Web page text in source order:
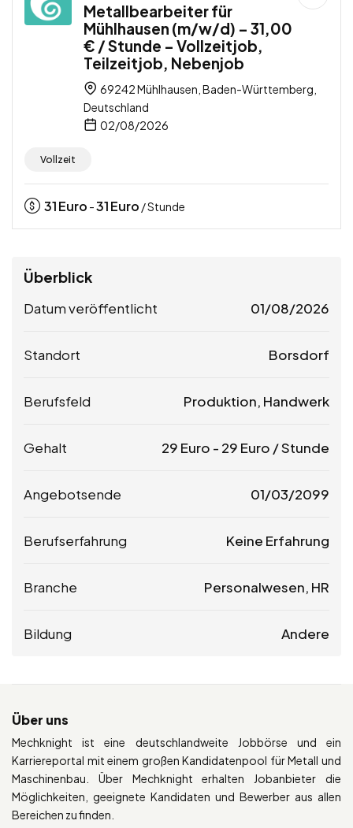
Metallbearbeiter für
Mühlhausen (m/w/d) – 31,00
€ / Stunde – Vollzeitjob,
Teilzeitjob, Nebenjob
69242 Mühlhausen, Baden-Württemberg,
Deutschland
02/08/2026
Vollzeit
31Euro -31Euro / Stunde
Überblick
Datum veröffentlicht 01/08/2026
Standort Borsdorf
Berufsfeld Produktion, Handwerk
Gehalt 29 Euro - 29 Euro / Stunde
Angebotsende 01/03/2099
Berufserfahrung Keine Erfahrung
Branche Personalwesen, HR
Bildung Andere
Über uns
Mechknight ist eine deutschlandweite Jobbörse und ein
Karriereportal mit einem großen Kandidatenpool für Metall und
Maschinenbau. Über Mechknight erhalten Jobanbieter die
Möglichkeiten, geeignete Kandidaten und Bewerber aus allen
Bereichen zu finden.